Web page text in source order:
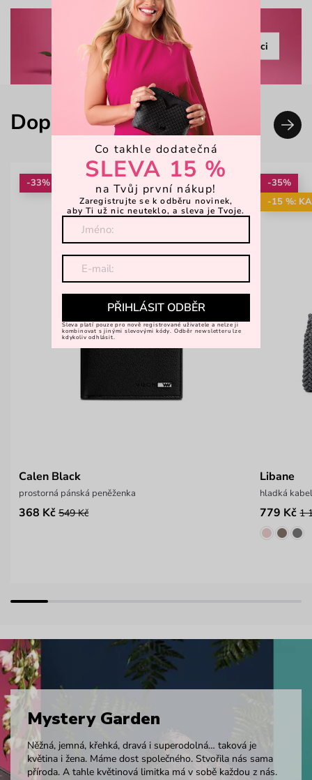
Prohlédnout kolekci
Doplň svůj look
-33%
Calen Black
prostorná pánská peněženka
368 Kč 549 Kč
-35%
-15 %:
Libane
hladká
779 Kč 1
Mystery Garden
Něžná, jemná, křehká, dravá i superodolná… taková je
květina i žena. Máme dost společného. Stvořila nás sama
příroda. A tahle květinová limitka má v sobě každou z nás.
Co takhle dodatečná
SLEVA 15 %
na Tvůj první nákup!
Zaregistrujte se k odběru novinek,
aby Ti už nic neuteklo, a sleva je Tvoje.
PŘIHLÁSIT ODBĚR
Sleva platí pouze pro nově registrované uživatele a nelze ji
kombinovat s jinými slevovými kódy. Odběr newsletteru lze
kdykoliv odhlásit.